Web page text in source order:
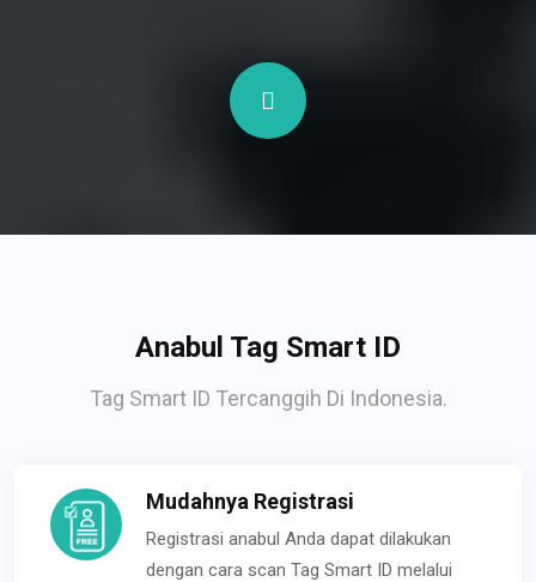
Anabul Tag Smart ID
Tag Smart ID Tercanggih Di Indonesia.
Mudahnya Registrasi
Registrasi anabul Anda dapat dilakukan
dengan cara scan Tag Smart ID melalui